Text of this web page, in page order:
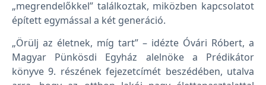
„megrendelőkkel” találkoztak, miközben kapcsolatot
épített egymással a két generáció.
„Örülj az életnek, míg tart” – idézte Óvári Róbert, a
Magyar Pünkösdi Egyház alelnöke a Prédikátor
könyve 9. részének fejezetcímét beszédében, utalva